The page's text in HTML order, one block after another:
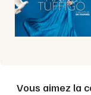
Vous aimez la